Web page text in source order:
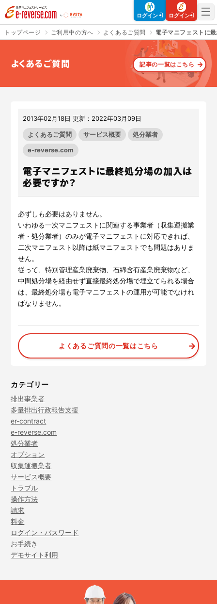
電子マニフェストサービス | e-reverse.com（イーリバースドットコ
ログイン ログイン
さよなら、紙マニフェスト
サービスサイトを見る
建設現場をICTでスマートに
サービスサイトを見る
入退場も、調整会議も、もっと
ラクに
Buildeeと連携した機器及び
テムを提供するサービスです。
サービスサイトを見る
CO₂排出量を「見える化」して
みる？
の算出・可視化が可能な新しい
現場に伝える。伝わる。
施工管理業務の標準化とノウハ
ウ継承を支援するサービスで
サービスサイトを見る
タチに。
元請会社の裁量で独自のポイン
トプログラムを簡便に構築でき
るサービスです。
トップページ ご利用中の方へ よくあるご質問 電子マニフェストに
よくあるご質問 記事の一覧はこちら
2013年02月18日 更新：2022年03月09日
よくあるご質問 サービス概要 処分業者
e-reverse.com
電子マニフェストに最終処分場の加入は
必要ですか？
必ずしも必要はありません。
いわゆる一次マニフェストに関連する事業者（収集運搬業
者・処分業者）のみが電子マニフェストに対応できれば、
二次マニフェスト以降は紙マニフェストでも問題はありま
せん。
従って、特別管理産業廃棄物、石綿含有産業廃棄物など、
中間処分場を経由せず直接最終処分場で埋立てられる場合
は、最終処分場も電子マニフェストの運用が可能でなけれ
ばなりません。
よくあるご質問の一覧はこちら
カテゴリー
排出事業者
多量排出行政報告支援
er-contract
e-reverse.com
処分業者
オプション
収集運搬業者
サービス概要
トラブル
操作方法
請求
料金
ログイン・パスワード
お手続き
デモサイト利用